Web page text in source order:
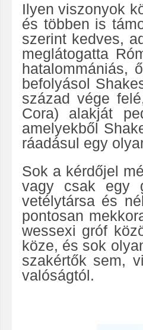
Ilyen viszonyok
és többen is
szerint kedves,
meglátogatta
hatalommániás,
befolyásol
század vége
Cora) alakját
amelyekből
ráadásul egy
Sok a kérdőjel
vagy csak egy
vetélytársa és
pontosan
wessexi gróf
köze, és sok
szakértők sem,
valóságtól.